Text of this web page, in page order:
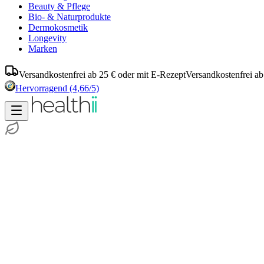
Beauty & Pflege
Bio- & Naturprodukte
Dermokosmetik
Longevity
Marken
Versandkostenfrei ab 25 € oder mit E-RezeptVersandkostenfrei
Hervorragend (4,66/5)